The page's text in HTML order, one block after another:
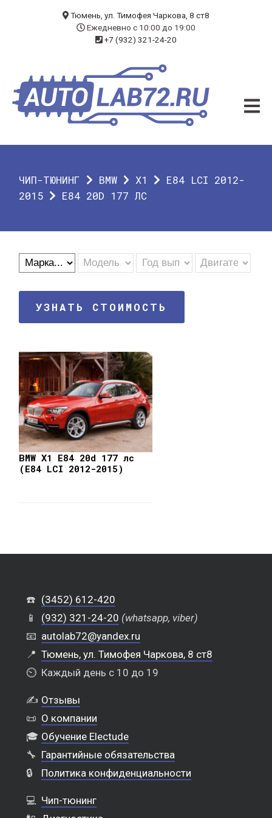
ЧИП-ТЮНИНГ
ДИАГНОСТИКА
О КОМПАНИИ
ГАРАНТИЯ
Тюмень, ул. Тимофея Чаркова, 8 ст8
Ежедневно с 10:00 до 19:00
+7 (932) 321-24-20
ЧИП-ТЮНИНГ BMW X1
E84 LCI 2012-
2015
E84 20D 177 ЛС
УЗНАТЬ СТОИМОСТЬ
BMW X1 E84 20d 177 лс
(E84 LCI 2012-2015)
☎️ (3452) 612-420
📱
(932) 321-24-20 (whatsapp, viber)
📧 autolab72@yandex.ru
📍 Тюмень, ул. Тимофея Чаркова, 8 ст8
⏲️ Каждый день с 10 до 19
✍️ Отзывы
📜 О компании
🎓 Обучение Electude
🔧 Гарантийные обязательства
🔒
Политика конфиденциальности
💻 Чип-тюнинг